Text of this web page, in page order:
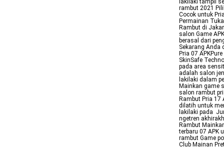
lakilaki tampil
rambut 2021
Cocok untuk
Permainan
Rambut di
salon Game
berasal dari
Sekarang Anda
Pria 07
SkinSafe
pada area
adalah salon
lakilaki dalam
Mainkan game
salon rambut
Rambut Pria 17
dilatih untuk
lakilaki pada
ngetren
Rambut
terbaru 07 APK
rambut Game
Club Mainan